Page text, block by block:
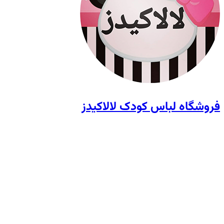
فروشگاه لباس کودک لالاکیدز